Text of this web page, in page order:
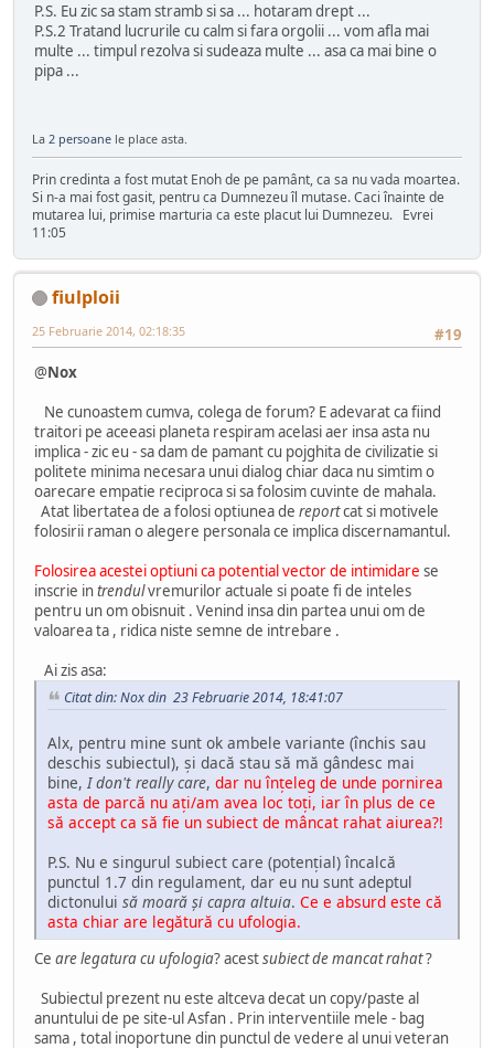
P.S. Eu zic sa stam stramb si sa ... hotaram drept ...
P.S.2 Tratand lucrurile cu calm si fara orgolii ... vom afla mai
multe ... timpul rezolva si sudeaza multe ... asa ca mai bine o
pipa ...
La 2 persoane le place asta.
Prin credinta a fost mutat Enoh de pe pamânt, ca sa nu vada moartea.
Si n-a mai fost gasit, pentru ca Dumnezeu îl mutase. Caci înainte de
mutarea lui, primise marturia ca este placut lui Dumnezeu. Evrei
11:05
fiulploii
#19
25 Februarie 2014, 02:18:35
@Nox
Ne cunoastem cumva, colega de forum? E adevarat ca fiind
traitori pe aceeasi planeta respiram acelasi aer insa asta nu
implica - zic eu - sa dam de pamant cu pojghita de civilizatie si
politete minima necesara unui dialog chiar daca nu simtim o
oarecare empatie reciproca si sa folosim cuvinte de mahala.
Atat libertatea de a folosi optiunea de reportcat si motivele
folosirii raman o alegere personala ce implica discernamantul.
Folosirea acestei optiuni ca potential vector de intimidare se
inscrie intrendulvremurilor actuale si poate fi de inteles
pentru un om obisnuit . Venind insa din partea unui om de
valoarea ta , ridica niste semne de intrebare .
Ai zis asa:
Citat din: Nox din 23 Februarie 2014, 18:41:07
Alx, pentru mine sunt ok ambele variante (închis sau
deschis subiectul), și dacă stau să mă gândesc mai
bine, I don't really care, dar nu înțeleg de unde pornirea
asta de parcă nu ați/am avea loc toți, iar în plus de ce
să accept ca să fie un subiect de mâncat rahat aiurea?!
P.S. Nu e singurul subiect care (potențial) încalcă
punctul 1.7 din regulament, dar eu nu sunt adeptul
dictonului să moară și capra altuia. Ce e absurd este că
asta chiar are legătură cu ufologia.
Ce are legatura cu ufologia? acestsubiect de mancat rahat?
Subiectul prezent nu este altceva decat un copy/paste al
anuntului de pe site-ul Asfan . Prin interventiile mele - bag
sama , total inoportune din punctul de vedere al unui veteran